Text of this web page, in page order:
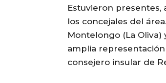
Estuvieron presentes,
los concejales del
Montelongo (La Oliva)
amplia
consejero insular de